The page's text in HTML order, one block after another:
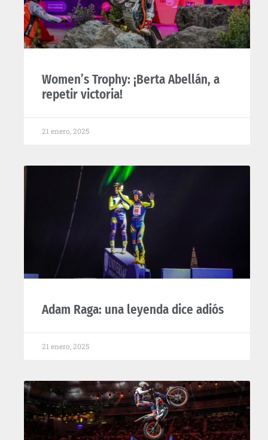
Women’s Trophy: ¡Berta Abellán, a
repetir victoria!
21 enero, 2025
Adam Raga: una leyenda dice adiós
21 enero, 2025